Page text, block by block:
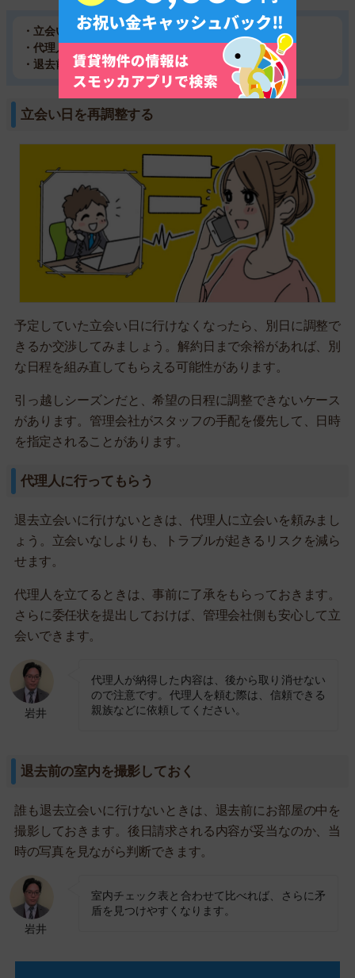
・立会い日を再調整する
・代理人に行ってもらう
・退去前の室内を撮影しておく
立会い日を再調整する
予定していた立会い日に行けなくなったら、別日に調整で
きるか交渉してみましょう。解約日まで余裕があれば、別
な日程を組み直してもらえる可能性があります。
引っ越しシーズンだと、希望の日程に調整できないケース
があります。管理会社がスタッフの手配を優先して、日時
を指定されることがあります。
代理人に行ってもらう
退去立会いに行けないときは、代理人に立会いを頼みまし
ょう。立会いなしよりも、トラブルが起きるリスクを減ら
せます。
代理人を立てるときは、事前に了承をもらっておきます。
さらに委任状を提出しておけば、管理会社側も安心して立
会いできます。
岩井
代理人が納得した内容は、後から取り消せない
ので注意です。代理人を頼む際は、信頼できる
親族などに依頼してください。
退去前の室内を撮影しておく
誰も退去立会いに行けないときは、退去前にお部屋の中を
撮影しておきます。後日請求される内容が妥当なのか、当
時の写真を見ながら判断できます。
岩井
室内チェック表と合わせて比べれば、さらに矛
盾を見つけやすくなります。